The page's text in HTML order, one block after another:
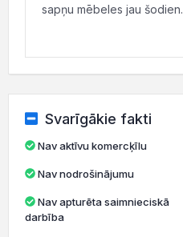
sapņu mēbeles jau šodien.
Svarīgākie fakti
Nav aktīvu komercķīlu
Nav nodrošinājumu
darbība